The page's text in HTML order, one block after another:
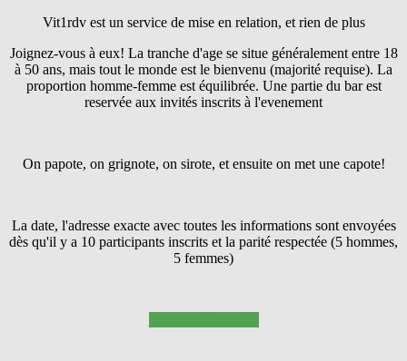
Vit1rdv est un service de mise en relation, et rien de plus
Joignez-vous à eux! La tranche d'age se situe généralement entre 18
à 50 ans, mais tout le monde est le bienvenu (majorité requise). La
proportion homme-femme est équilibrée. Une partie du bar est
reservée aux invités inscrits à l'evenement
On papote, on grignote, on sirote, et ensuite on met une capote!
La date, l'adresse exacte avec toutes les informations sont envoyées
dès qu'il y a 10 participants inscrits et la parité respectée (5 hommes,
5 femmes)